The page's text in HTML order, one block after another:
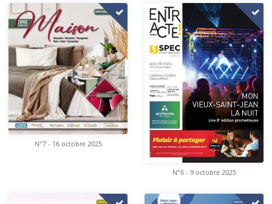
N°7 - 16 octobre 2025
N°6 - 9 octobre 2025